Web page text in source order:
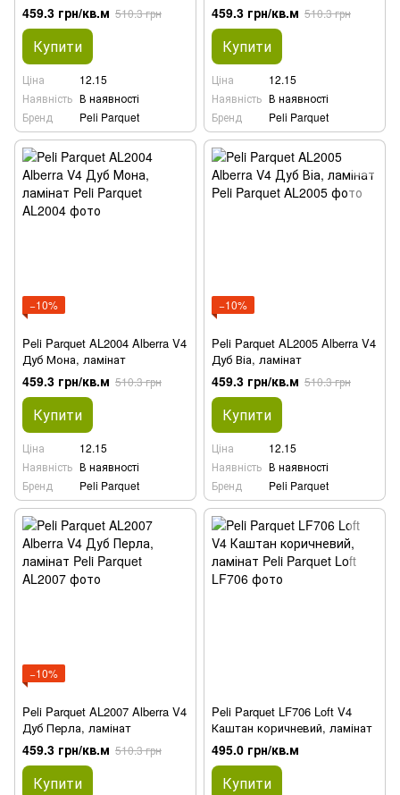
459.3 грн/кв.м 510.3 грн
Купити
Ціна
12.15
Наявність В наявності
Бренд
Peli Parquet
459.3 грн/кв.м 510.3 грн
Купити
Ціна
12.15
Наявність В наявності
Бренд
Peli Parquet
−10%
Peli Parquet AL2004 Alberra V4
Дуб Мона, ламінат
459.3 грн/кв.м 510.3 грн
Купити
Ціна
12.15
Наявність В наявності
Бренд
Peli Parquet
−10%
Peli Parquet AL2005 Alberra V4
Дуб Віа, ламінат
459.3 грн/кв.м 510.3 грн
Купити
Ціна
12.15
Наявність В наявності
Бренд
Peli Parquet
−10%
Peli Parquet AL2007 Alberra V4
Дуб Перла, ламінат
459.3 грн/кв.м 510.3 грн
Купити
Peli Parquet LF706 Loft V4
Каштан коричневий, ламінат
495.0 грн/кв.м
Купити